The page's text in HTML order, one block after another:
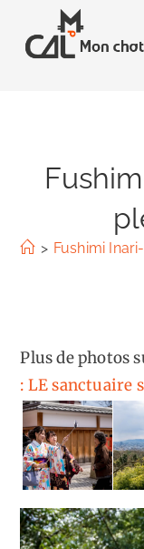
content
> Fushimi
Plus de photos
: LE sanctuaire